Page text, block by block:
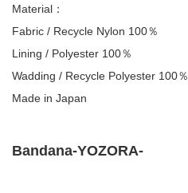
Material：
Fabric / Recycle Nylon 100％
Lining / Polyester 100％
Wadding / Recycle Polyester 100％
Made in Japan
Bandana-YOZORA-